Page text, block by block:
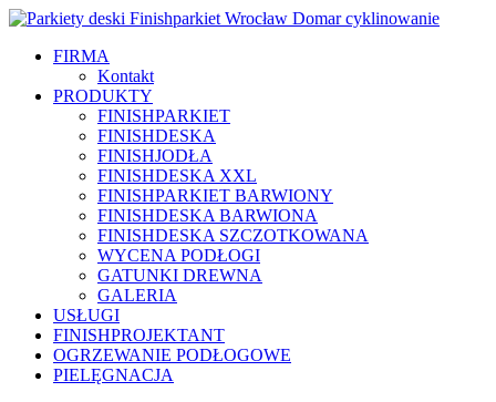
FIRMA
Kontakt
PRODUKTY
FINISHPARKIET
FINISHDESKA
FINISHJODŁA
FINISHDESKA XXL
FINISHPARKIET BARWIONY
FINISHDESKA BARWIONA
FINISHDESKA SZCZOTKOWANA
WYCENA PODŁOGI
GATUNKI DREWNA
GALERIA
USŁUGI
FINISHPROJEKTANT
OGRZEWANIE PODŁOGOWE
PIELĘGNACJA